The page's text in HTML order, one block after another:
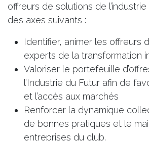
offreurs de solutions de
des axes suivants :
Identifier, animer les offreurs
experts de la transformation
Valoriser le portefeuille
l’Industrie du Futur afin de
et l’accès aux marchés
Renforcer la dynamique
de bonnes pratiques et le
entreprises du club.